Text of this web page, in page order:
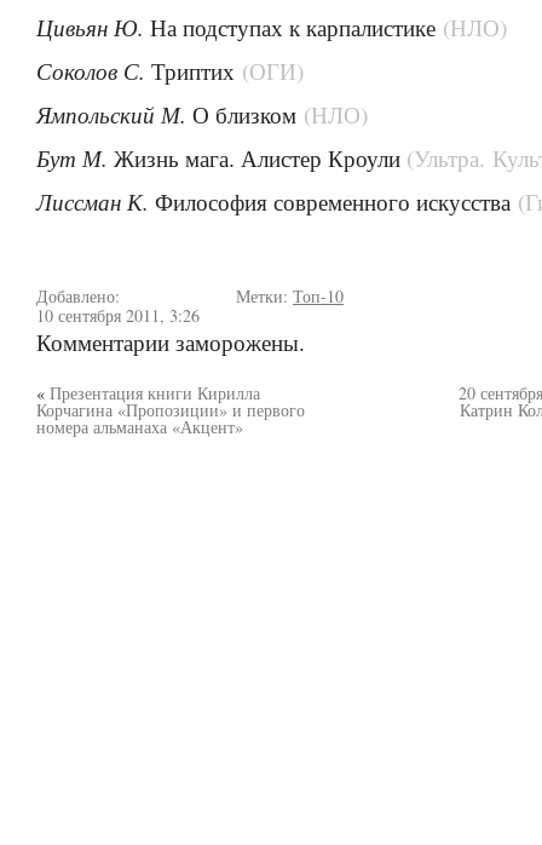
Цивьян Ю. На подступах к карпалистике (НЛО)
Соколов С. Триптих (ОГИ)
Ямпольский М. О близком (НЛО)
Бут М. Жизнь мага. Алистер Кроули (Ультра.
Лиссман К. Философия современного искусства
Добавлено:
10 сентября 2011, 3:26
Метки: Топ-10
Комментарии заморожены.
« Презентация книги Кирилла
Корчагина «Пропозиции» и первого
номера альманаха «Акцент»
20
Катрин